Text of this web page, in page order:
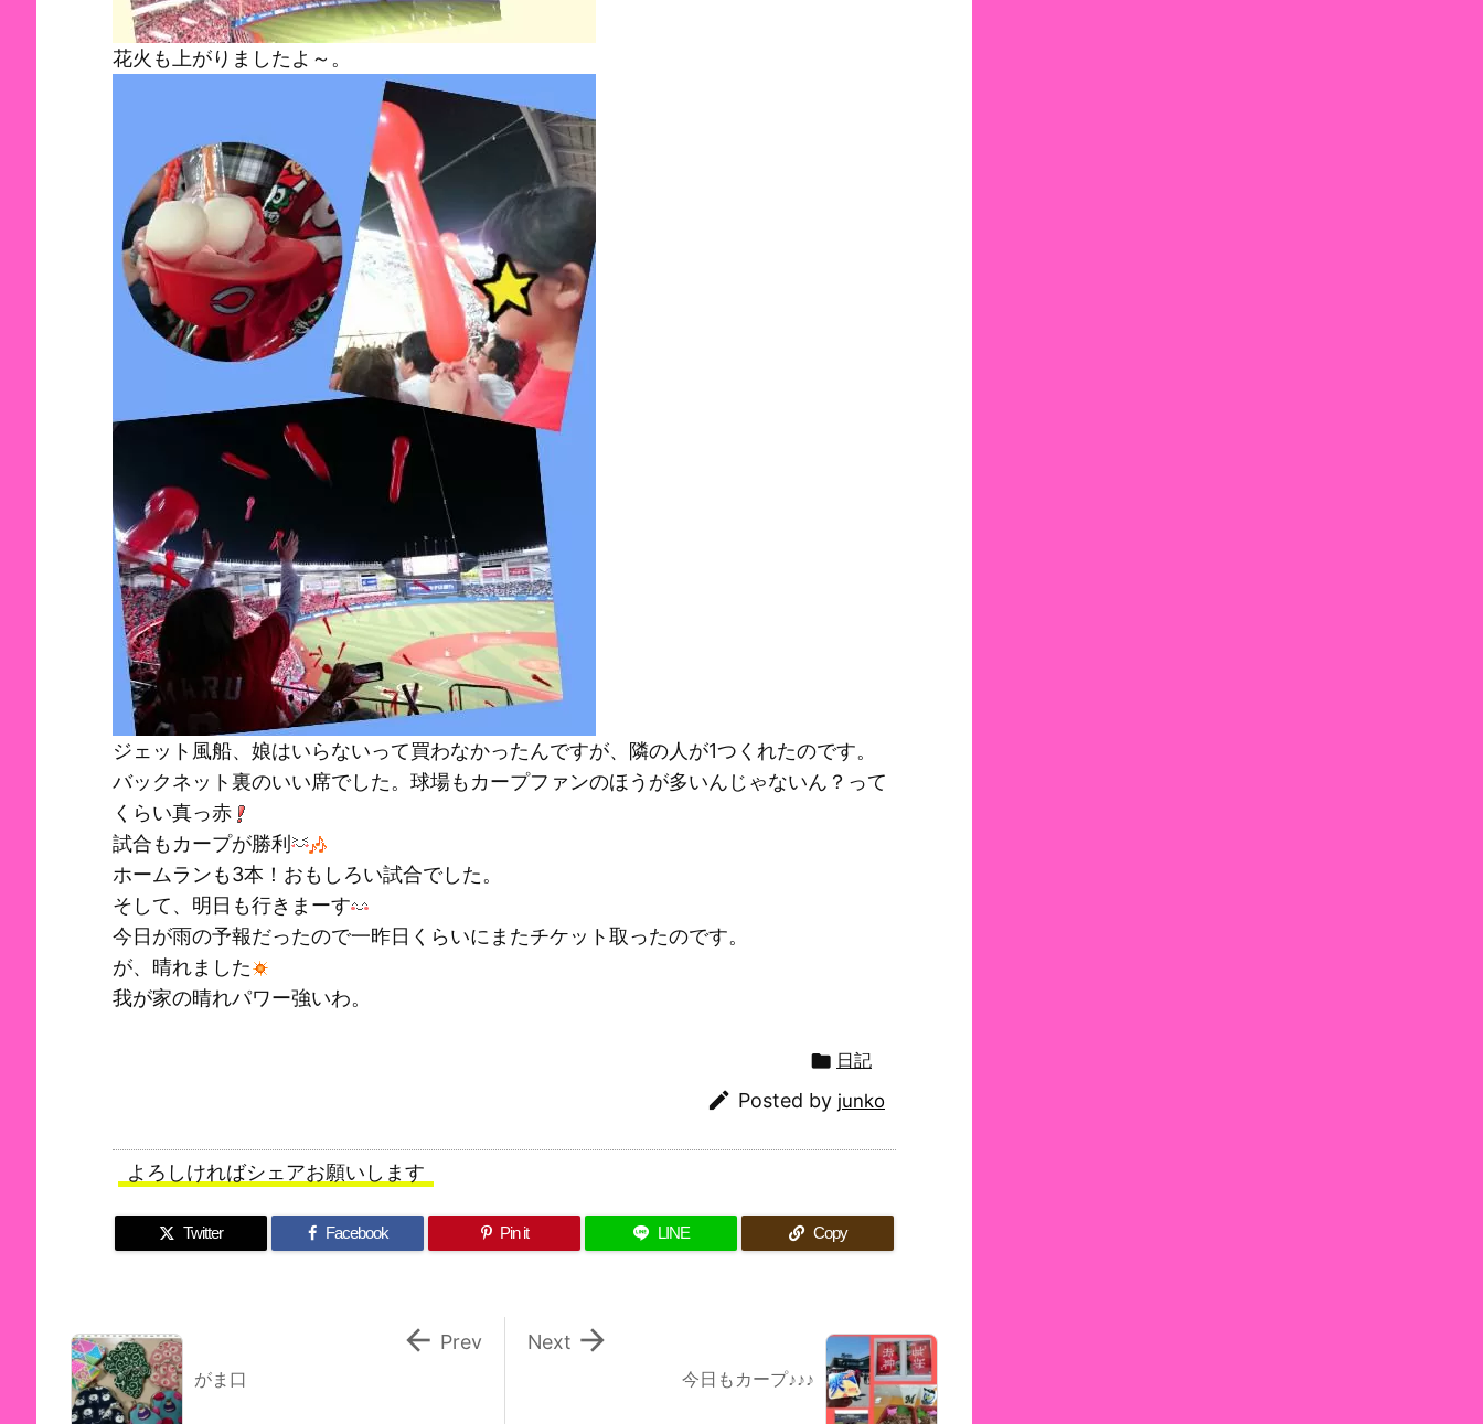
花火も上がりましたよ～。
ジェット風船、娘はいらないって買わなかったんですが、隣の人が1つくれたのです。
バックネット裏のいい席でした。球場もカープファンのほうが多いんじゃないん？って
くらい真っ赤
試合もカープが勝利
ホームランも3本！おもしろい試合でした。
そして、明日も行きまーす
今日が雨の予報だったので一昨日くらいにまたチケット取ったのです。
が、晴れました
我が家の晴れパワー強いわ。
 日記
 Posted by junko
よろしければシェアお願いします
Twitter Facebook Pin it LINE Copy
今日もカープ♪♪♪

Next
がま口
 Prev